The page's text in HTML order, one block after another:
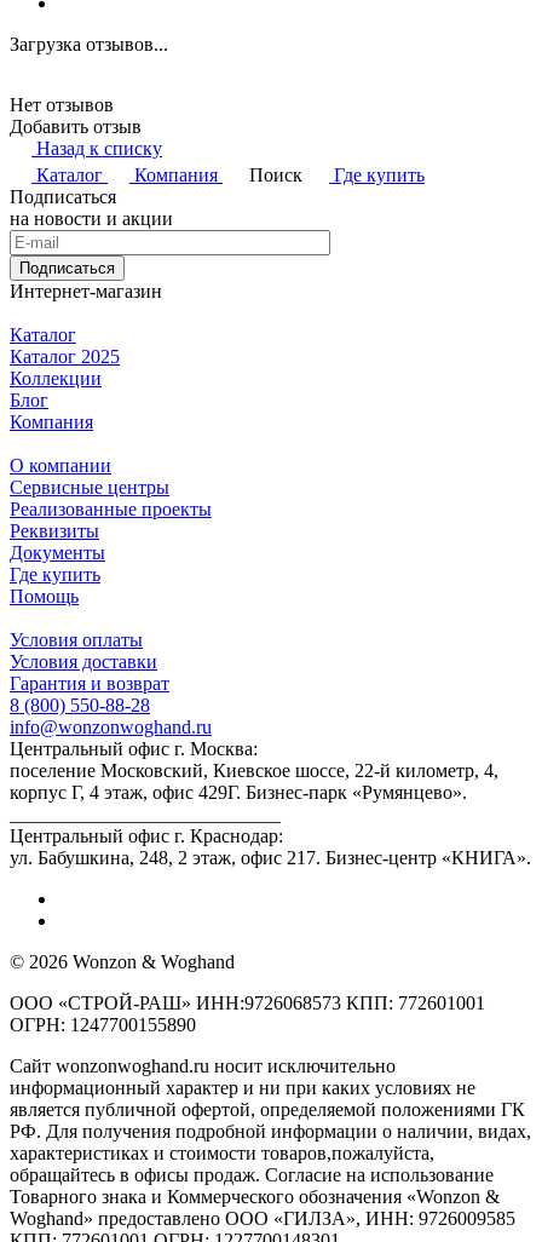
Загрузка отзывов...
Нет отзывов
Добавить отзыв
Назад к списку
Каталог
Компания Поиск
Где купить
Подписаться
на новости и акции
Подписаться
Интернет-магазин
Каталог
Каталог 2025
Коллекции
Блог
Компания
О компании
Сервисные центры
Реализованные проекты
Реквизиты
Документы
Где купить
Помощь
Условия оплаты
Условия доставки
Гарантия и возврат
8 (800) 550-88-28
info@wonzonwoghand.ru
Центральный офис г. Москва:
поселение Московский, Киевское шоссе, 22-й километр, 4,
корпус Г, 4 этаж, офис 429Г. Бизнес-парк «Румянцево».
Центральный офис г. Краснодар:
ул. Бабушкина, 248, 2 этаж, офис 217. Бизнес-центр «КНИГА».
© 2026 Wonzon & Woghand
ООО «СТРОЙ-РАШ» ИНН:9726068573 КПП: 772601001
ОГРН: 1247700155890
Сайт wonzonwoghand.ru носит исключительно
информационный характер и ни при каких условиях не
является публичной офертой, определяемой положениями ГК
РФ. Для получения подробной информации о наличии, видах,
характеристиках и стоимости товаров,пожалуйста,
обращайтесь в офисы продаж. Согласие на использование
Товарного знака и Коммерческого обозначения «Wonzon &
Woghand» предоставлено OOO «ГИЛЗА», ИНН: 9726009585